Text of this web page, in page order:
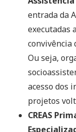
entrada da
executadas
convivência
Ou seja,
acesso dos
projetos
CREAS